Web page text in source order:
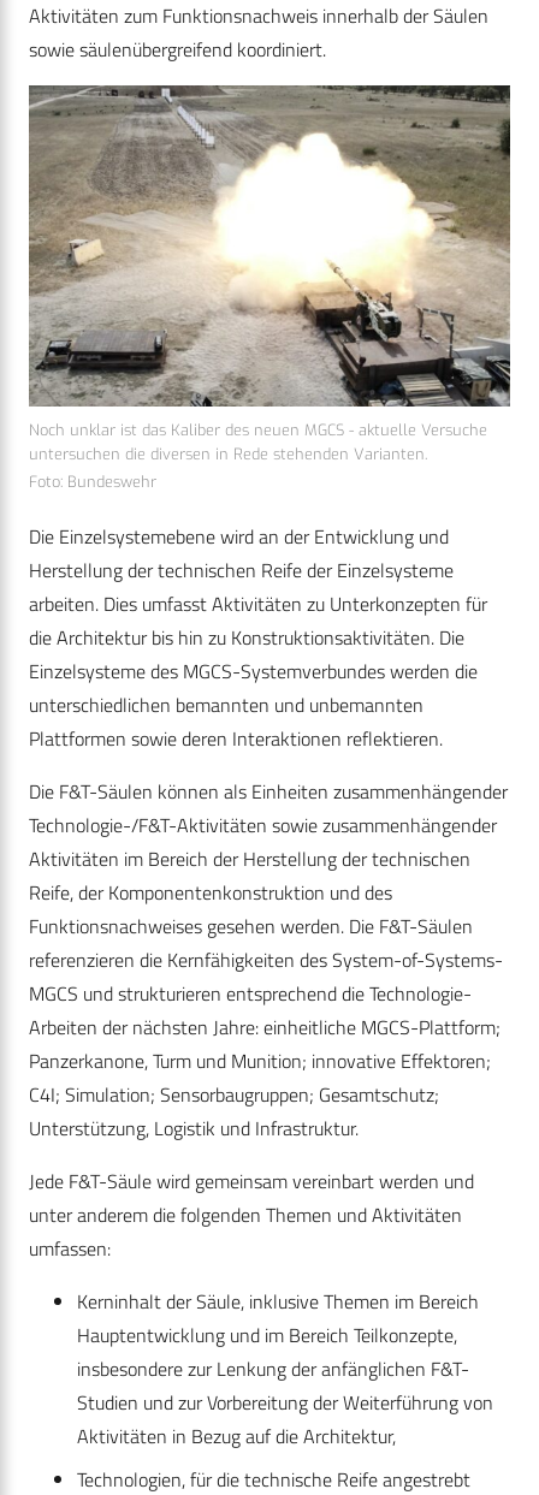
Aktivitäten zum Funktionsnachweis innerhalb der Säulen
sowie säulenübergreifend koordiniert.
Noch unklar ist das Kaliber des neuen MGCS - aktuelle Versuche
untersuchen die diversen in Rede stehenden Varianten.
Foto: Bundeswehr
Die Einzelsystemebene wird an der Entwicklung und
Herstellung der technischen Reife der Einzelsysteme
arbeiten. Dies umfasst Aktivitäten zu Unterkonzepten für
die Architektur bis hin zu Konstruktionsaktivitäten. Die
Einzelsysteme des MGCS-Systemverbundes werden die
unterschiedlichen bemannten und unbemannten
Plattformen sowie deren Interaktionen reflektieren.
Die F&T-Säulen können als Einheiten zusammenhängender
Technologie-/F&T-Aktivitäten sowie zusammenhängender
Aktivitäten im Bereich der Herstellung der technischen
Reife, der Komponentenkonstruktion und des
Funktionsnachweises gesehen werden. Die F&T-Säulen
referenzieren die Kernfähigkeiten des System-of-Systems-
MGCS und strukturieren entsprechend die Technologie-
Arbeiten der nächsten Jahre: einheitliche MGCS-Plattform;
Panzerkanone, Turm und Munition; innovative Effektoren;
C4I; Simulation; Sensorbaugruppen; Gesamtschutz;
Unterstützung, Logistik und Infrastruktur.
Jede F&T-Säule wird gemeinsam vereinbart werden und
unter anderem die folgenden Themen und Aktivitäten
umfassen:
Kerninhalt der Säule, inklusive Themen im Bereich
Hauptentwicklung und im Bereich Teilkonzepte,
insbesondere zur Lenkung der anfänglichen F&T-
Studien und zur Vorbereitung der Weiterführung von
Aktivitäten in Bezug auf die Architektur,
Technologien, für die technische Reife angestrebt